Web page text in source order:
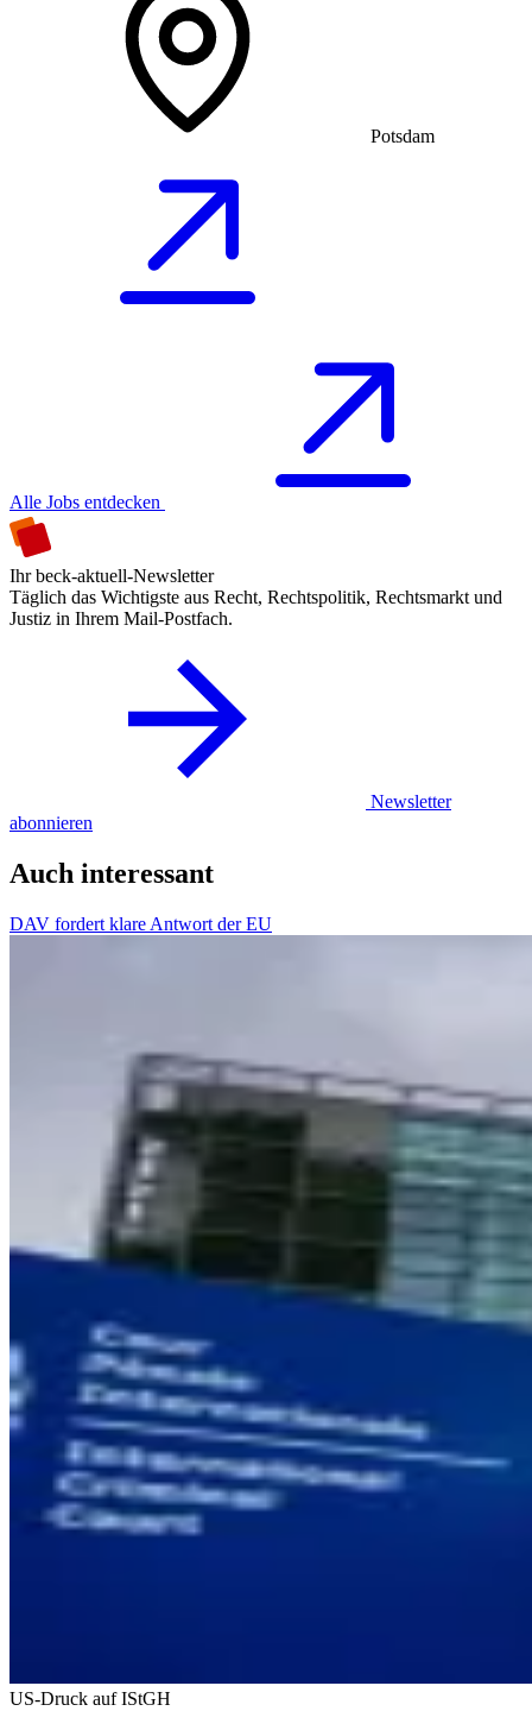
Potsdam
Alle Jobs entdecken
Ihr beck-aktuell-Newsletter
Täglich das Wichtigste aus Recht, Rechtspolitik, Rechtsmarkt und
Justiz in Ihrem Mail-Postfach.
Newsletter
abonnieren
Auch interessant
DAV fordert klare Antwort der EU
US-Druck auf IStGH